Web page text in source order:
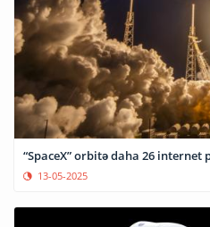
“SpaceX” orbitə daha 26 internet
13-05-2025